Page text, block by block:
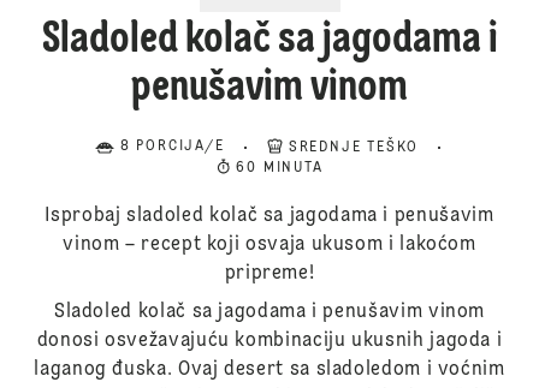
Sladoled kolač sa jagodama i
penušavim vinom
8 PORCIJA/E
SREDNJE TEŠKO
60 MINUTA
Isprobaj sladoled kolač sa jagodama i penušavim
vinom – recept koji osvaja ukusom i lakoćom
pripreme!
Sladoled kolač sa jagodama i penušavim vinom
donosi osvežavajuću kombinaciju ukusnih jagoda i
laganog đuska. Ovaj desert sa sladoledom i voćnim